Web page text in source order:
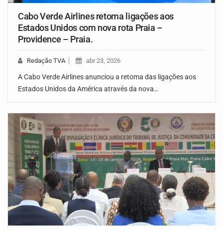
Cabo Verde Airlines retoma ligações aos
Estados Unidos com nova rota Praia –
Providence – Praia.
Redação TVA abr 23, 2026
A Cabo Verde Airlines anunciou a retoma das ligações aos
Estados Unidos da América através da nova…